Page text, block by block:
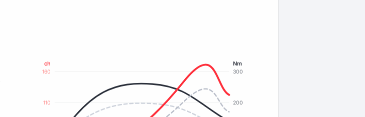
110
160
200
300
ch Nm